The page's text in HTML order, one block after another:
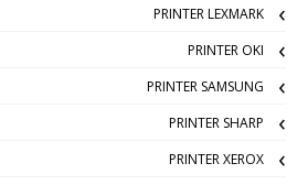
PRINTER LEXMARK
PRINTER OKI
PRINTER SAMSUNG
PRINTER SHARP
PRINTER XEROX